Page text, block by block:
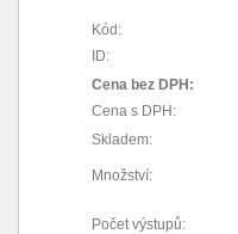
Kód:
ID:
Cena bez DPH:
Cena s DPH:
Skladem:
Množství:
Počet výstupů: